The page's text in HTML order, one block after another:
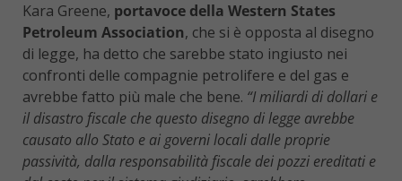
Kara Greene, portavoce della Western States
Petroleum Association, che si è opposta al disegno
di legge, ha detto che sarebbe stato ingiusto nei
confronti delle compagnie petrolifere e del gas e
avrebbe fatto più male che bene. “I miliardi di dollari e
il disastro fiscale che questo disegno di legge avrebbe
causato allo Stato e ai governi locali dalle proprie
passività, dalla responsabilità fiscale dei pozzi ereditati e